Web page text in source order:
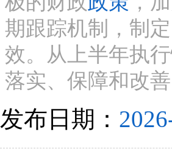
期跟踪机制，制
效。从上半年执
落实、保障和改
发布日期：